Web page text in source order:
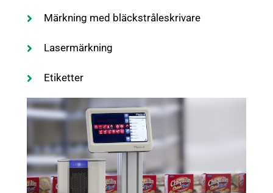
Märkning med bläckstråleskrivare
Lasermärkning
Etiketter